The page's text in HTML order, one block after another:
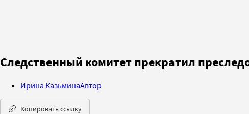
Следственный комитет прекратил
Ирина КазьминаАвтор
Копировать ссылку